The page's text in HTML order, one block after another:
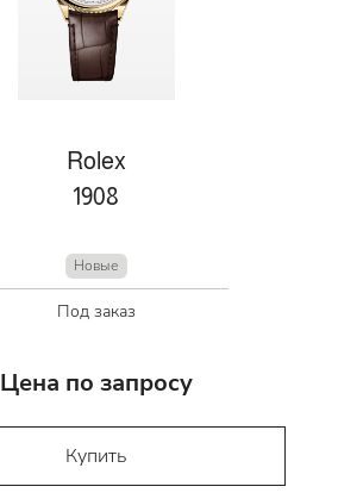
Rolex
1908
Новые
Под заказ
Цена по запросу
Купить